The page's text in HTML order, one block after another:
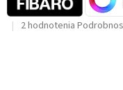
Priemerné
2 hodnotenia